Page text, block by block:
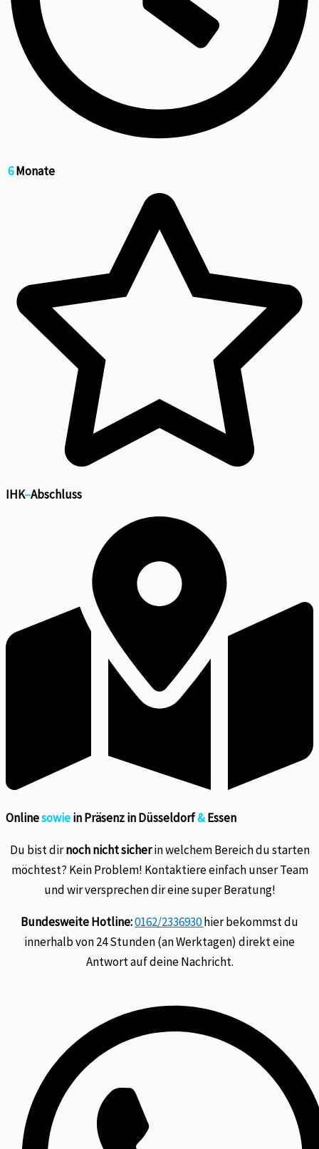
6Monate
IHK–Abschluss
Onlinesowiein Präsenz in Düsseldorf&Essen
Du bist dirnoch nicht sicherin welchem Bereich du starten
möchtest? Kein Problem! Kontaktiere einfach unser Team
und wir versprechen dir eine super Beratung!
Bundesweite Hotline:0162/2336930hier bekommst du
innerhalb von 24 Stunden (an Werktagen) direkt eine
Antwort auf deine Nachricht.